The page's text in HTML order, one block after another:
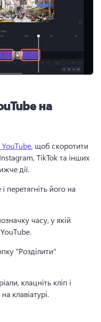
на
YouTube, щоб скоротити
TikTok та інших
дії.
перетягніть його на
часу, у якій
"Розділити"
клацніть кліп і
клавіатурі.